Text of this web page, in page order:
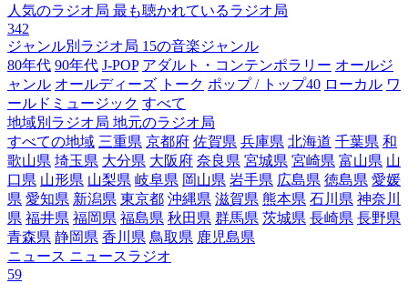
人気のラジオ局 最も聴かれているラジオ局
342
ジャンル別ラジオ局 15の音楽ジャンル
80年代 90年代 J-POP アダルト・コンテンポラリー オールジ
ャンル オールディーズ トーク ポップ / トップ40 ローカル ワ
ールドミュージック すべて
地域別ラジオ局 地元のラジオ局
すべての地域 三重県 京都府 佐賀県 兵庫県 北海道 千葉県 和
歌山県 埼玉県 大分県 大阪府 奈良県 宮城県 宮崎県 富山県 山
口県 山形県 山梨県 岐阜県 岡山県 岩手県 広島県 徳島県 愛媛
県 愛知県 新潟県 東京都 沖縄県 滋賀県 熊本県 石川県 神奈川
県 福井県 福岡県 福島県 秋田県 群馬県 茨城県 長崎県 長野県
青森県 静岡県 香川県 鳥取県 鹿児島県
ニュース ニュースラジオ
59